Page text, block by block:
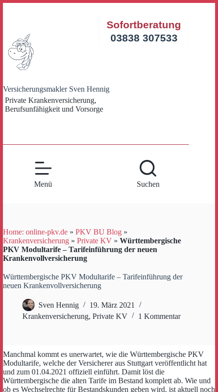
Versicherungsmakler Sven Hennig
Private Krankenversicherung,
Berufsunfähigkeit und Vorsorge
Sofortberatung
03838 307533
Menü Suchen
Home: online-pkv.de » PKV BU Blog »
Krankenversicherung » Private KV » Württembergische
PKV Modultarife – Tarifeinführung der neuen
Krankenvollversicherung
Württembergische PKV Modultarife – Tarifeinführung der
neuen Krankenvollversicherung
Sven Hennig
19. März 2021
Krankenversicherung, Private KV 1 Kommentar
Manchmal kommt es unerwartet, wie die Württembergische PKV
Modultarife, welche der Versicherer aus Stuttgart veröffentlicht hat
und zum 01.04.2021 offiziell einführt. Damit löst die
Württembergische die alten Tarife im Bestand komplett ab. Wie und
ob es Wechselrechte für Bestandskunden geben wird, ist aktuell noch